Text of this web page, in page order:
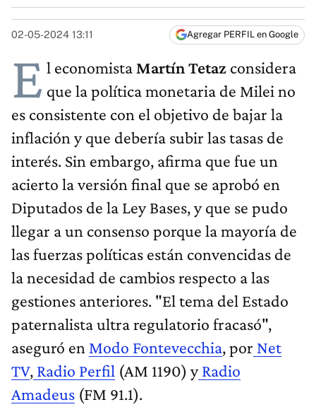
02-05-2024 13:11 Agregar PERFIL en Google
E l economista Martín Tetaz considera
que la política monetaria de Milei no
es consistente con el objetivo de bajar la
inflación y que debería subir las tasas de
interés. Sin embargo, afirma que fue un
acierto la versión final que se aprobó en
Diputados de la Ley Bases, y que se pudo
llegar a un consenso porque la mayoría de
las fuerzas políticas están convencidas de
la necesidad de cambios respecto a las
gestiones anteriores. "El tema del Estado
paternalista ultra regulatorio fracasó",
aseguró en Modo Fontevecchia, por Net
TV, Radio Perfil (AM 1190) yRadio
Amadeus (FM 91.1).